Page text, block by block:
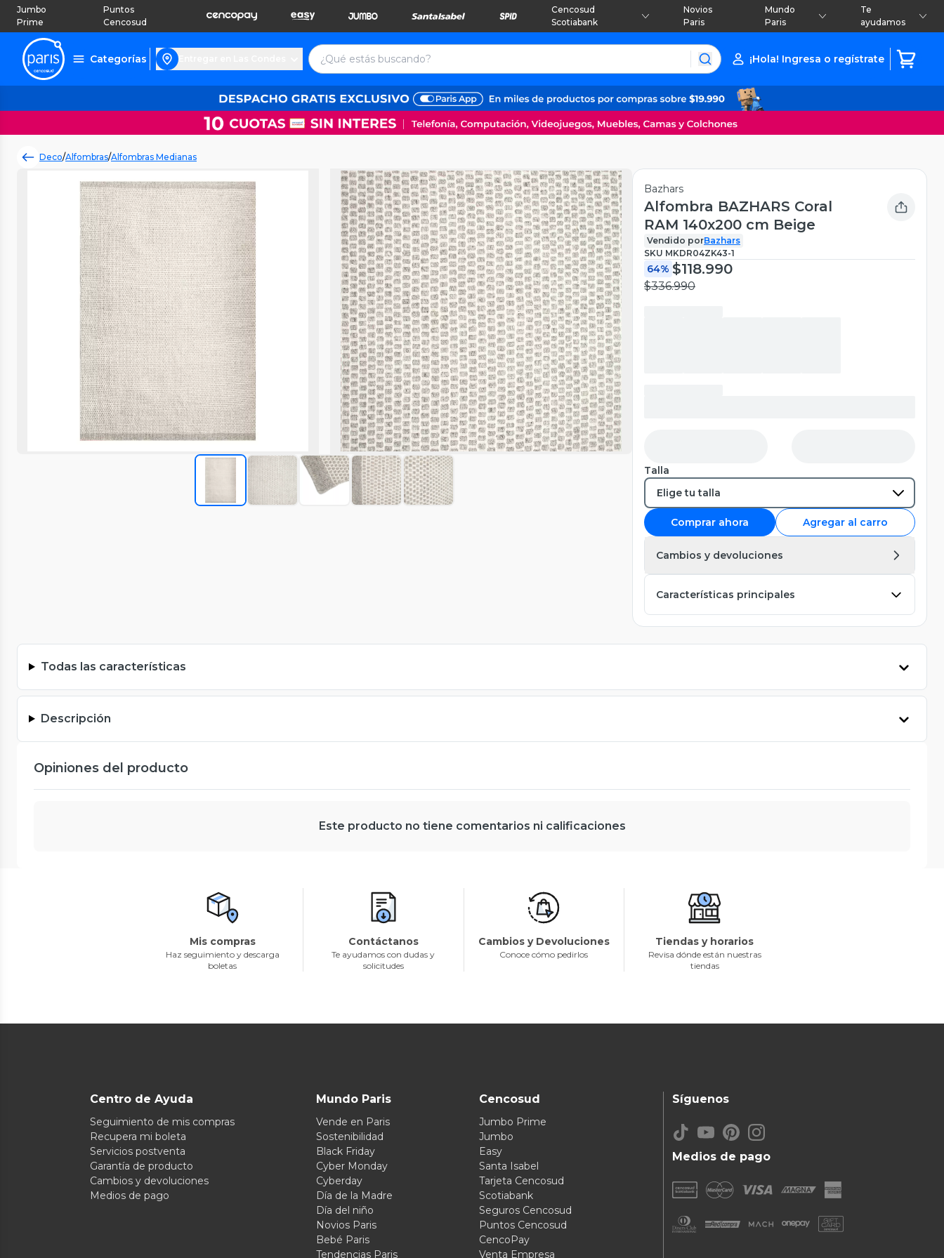
Jumbo
Prime
Puntos
Cencosud
Cencosud
Scotiabank
Novios
Paris
Mundo
Paris
Te
ayudamos
Categorías ¡Hola! Ingresa o regístrate
Deco/Alfombras/Alfombras Medianas
Bazhars
Alfombra BAZHARS Coral
RAM 140x200 cm Beige
Vendido porBazhars
SKU MKDR04ZK43-1
64% $118.990
$336.990
Talla
Comprar ahora Agregar al carro
Cambios y devoluciones
Características principales
Todas las características
Descripción
Opiniones del producto
Este producto no tiene comentarios ni calificaciones
Mis compras
Haz seguimiento y descarga
boletas
Contáctanos
Te ayudamos con dudas y
solicitudes
Cambios y Devoluciones
Conoce cómo pedirlos
Tiendas y horarios
Revisa dónde están nuestras
tiendas
Centro de Ayuda
Seguimiento de mis compras
Recupera mi boleta
Servicios postventa
Garantía de producto
Cambios y devoluciones
Medios de pago
Mundo Paris
Vende en Paris
Sostenibilidad
Black Friday
Cyber Monday
Cyberday
Día de la Madre
Día del niño
Novios Paris
Bebé Paris
Tendencias Paris
Cencosud
Jumbo Prime
Jumbo
Easy
Santa Isabel
Tarjeta Cencosud
Scotiabank
Seguros Cencosud
Puntos Cencosud
CencoPay
Venta Empresa
Medios de pago
Síguenos